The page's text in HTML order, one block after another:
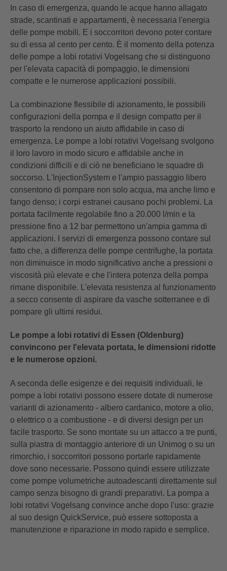
In caso di emergenza, quando le acque hanno allagato
strade, scantinati e appartamenti, è necessaria l'energia
delle pompe mobili. E i soccorritori devono poter contare
su di essa al cento per cento. È il momento della potenza
delle pompe a lobi rotativi Vogelsang che si distinguono
per l'elevata capacità di pompaggio, le dimensioni
compatte e le numerose applicazioni possibili.
La combinazione flessibile di azionamento, le possibili
configurazioni della pompa e il design compatto per il
trasporto la rendono un aiuto affidabile in caso di
emergenza. Le pompe a lobi rotativi Vogelsang svolgono
il loro lavoro in modo sicuro e affidabile anche in
condizioni difficili e di ciò ne beneficiano le squadre di
soccorso. L'InjectionSystem e l'ampio passaggio libero
consentono di pompare non solo acqua, ma anche limo e
fango denso; i corpi estranei causano pochi problemi. La
portata facilmente regolabile fino a 20.000 l/min e la
pressione fino a 12 bar permettono un'ampia gamma di
applicazioni. I servizi di emergenza possono contare sul
fatto che, a differenza delle pompe centrifughe, la portata
non diminuisce in modo significativo anche a pressioni o
viscosità più elevate e che l'intera potenza della pompa
rimane disponibile. L'elevata resistenza al funzionamento
a secco consente di aspirare da vasche sotterranee e di
pompare gli ultimi residui.
Le pompe a lobi rotativi di Essen (Oldenburg)
convincono per l'elevata portata, le dimensioni ridotte
e le numerose opzioni.
A seconda delle esigenze e dei requisiti individuali, le
pompe a lobi rotativi possono essere dotate di numerose
varianti di azionamento - albero cardanico, motore a olio,
o elettrico o a combustione - e di diversi design per un
facile trasporto. Se sono montate su un attacco a tre punti,
sulla piastra di montaggio anteriore di un Unimog o su un
rimorchio, i soccorritori possono portarle rapidamente
dove sono necessarie. Possono quindi essere utilizzate
come pompe volumetriche autoadescanti direttamente sul
campo senza bisogno di grandi preparativi. La pompa a
lobi rotativi Vogelsang convince anche dopo l'uso: grazie
al suo design QuickService, può essere sottoposta a
manutenzione e riparazione in modo rapido e semplice.